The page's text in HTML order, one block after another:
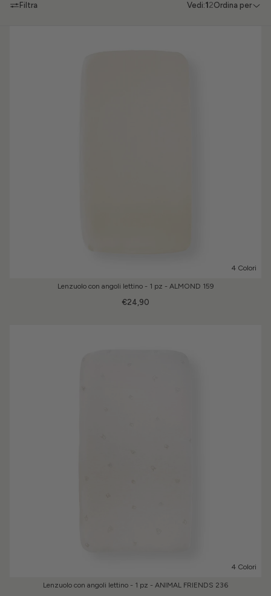
Filtra Vedi:1 2Ordina per
4 Colori
Lenzuolo con angoli lettino - 1 pz - ALMOND 159
€24,90
4 Colori
Lenzuolo con angoli lettino - 1 pz - ANIMAL FRIENDS 236